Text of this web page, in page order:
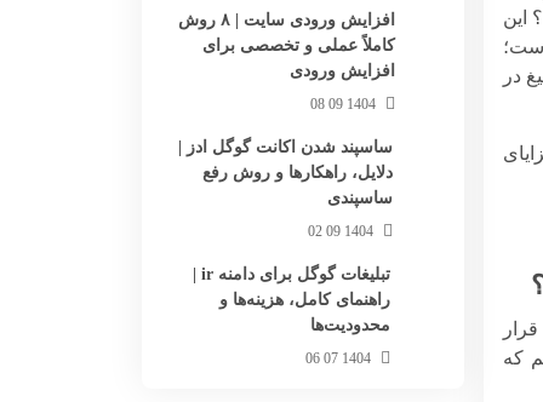
این
در
که
افزایش ورودی سایت | ۸ روش
کاملاً عملی و تخصصی برای
افزایش ورودی
1404 09 08
ساسپند شدن اکانت گوگل ادز |
دلایل، راهکارها و روش رفع
ساسپندی
1404 09 02
تبلیغات گوگل برای دامنه ir |
راهنمای کامل، هزینه‌ها و
محدودیت‌ها
1404 07 06